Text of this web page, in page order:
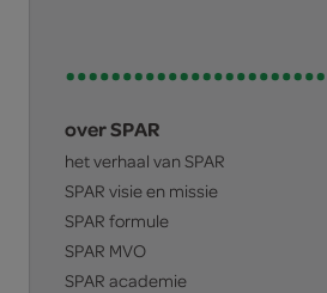
over SPAR
het verhaal van SPAR
SPAR visie en missie
SPAR formule
SPAR MVO
SPAR academie